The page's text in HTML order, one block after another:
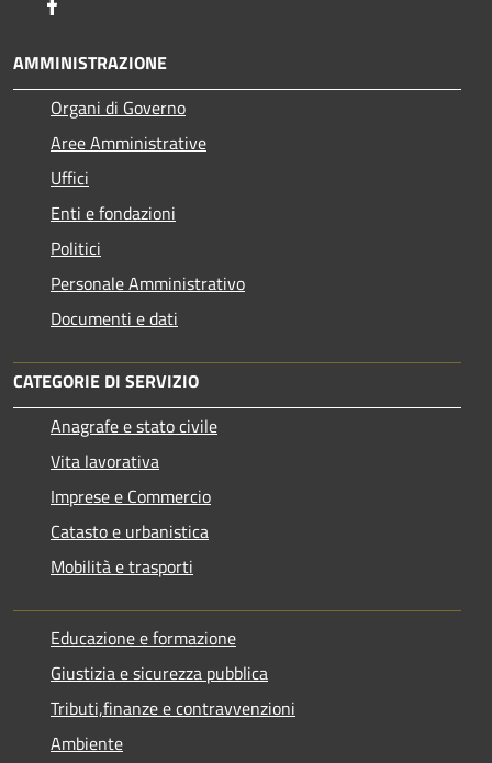
AMMINISTRAZIONE
Organi di Governo
Aree Amministrative
Uffici
Enti e fondazioni
Politici
Personale Amministrativo
Documenti e dati
CATEGORIE DI SERVIZIO
Anagrafe e stato civile
Vita lavorativa
Imprese e Commercio
Catasto e urbanistica
Mobilità e trasporti
Educazione e formazione
Giustizia e sicurezza pubblica
Tributi,finanze e contravvenzioni
Ambiente